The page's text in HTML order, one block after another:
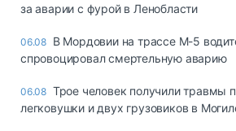
за аварии с фурой в Ленобласти
06.08 В Мордовии на трассе М-5
спровоцировал смертельную аварию
06.08 Трое человек получили травмы
легковушки и двух грузовиков в